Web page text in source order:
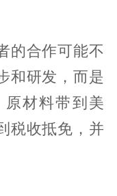
的合作可能不
和研发，而是
材料带到美
税收抵免，并